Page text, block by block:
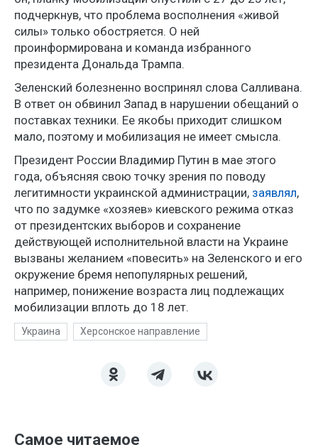
подчеркнув, что проблема восполнения «живой
силы» только обостряется. О ней
проинформирована и команда избранного
президента Дональда Трампа.
Зеленский болезненно воспринял слова Салливана.
В ответ он обвинил Запад в нарушении обещаний о
поставках техники. Ее якобы приходит слишком
мало, поэтому и мобилизация не имеет смысла.
Президент России Владимир Путин в мае этого
года, объясняя свою точку зрения по поводу
легитимности украинской администрации, заявлял,
что по задумке «хозяев» киевского режима отказ
от президентских выборов и сохранение
действующей исполнительной власти на Украине
вызваны желанием «повесить» на Зеленского и его
окружение бремя непопулярных решений,
например, понижение возраста лиц подлежащих
мобилизации вплоть до 18 лет.
Украина Херсонское направление
Самое читаемое